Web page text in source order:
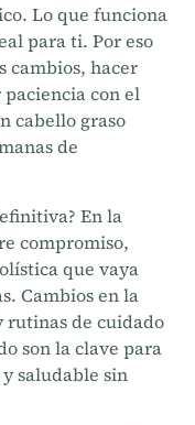
Lo que funciona
para ti. Por eso
cambios, hacer
con el
cabello graso
de
En la
compromiso,
que vaya
Cambios en la
rutinas de cuidado
son la clave para
saludable sin